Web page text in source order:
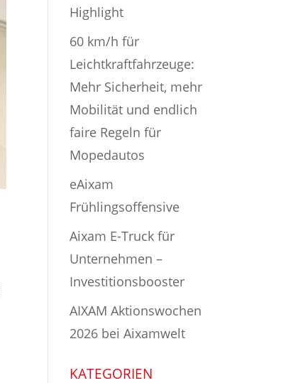
Highlight
60 km/h für
Leichtkraftfahrzeuge:
Mehr Sicherheit, mehr
Mobilität und endlich
faire Regeln für
Mopedautos
eAixam
Frühlingsoffensive
Aixam E-Truck für
Unternehmen –
Investitionsbooster
AIXAM Aktionswochen
2026 bei Aixamwelt
KATEGORIEN